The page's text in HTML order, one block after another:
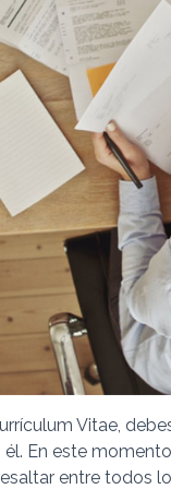
Vitae,
En este
entre todos